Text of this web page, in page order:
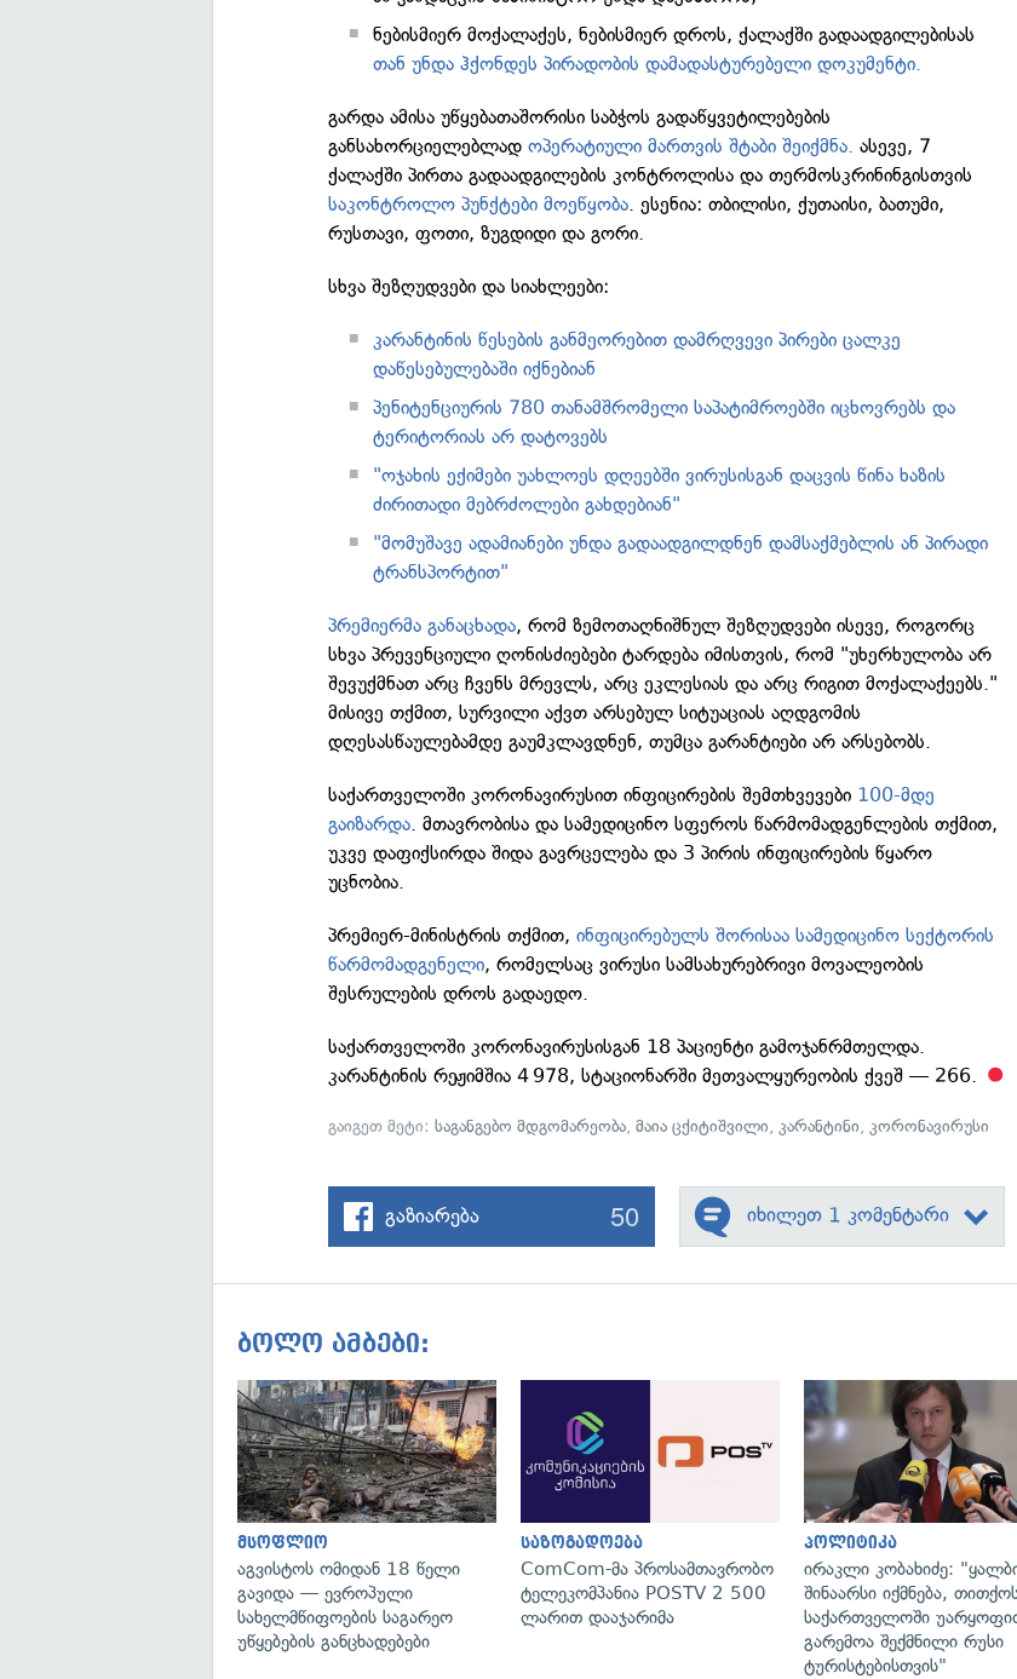
ნებისმიერ მოქალაქეს, ნებისმიერ დროს, ქალაქში გადაადგილებისას
თან უნდა ჰქონდეს პირადობის დამადასტურებელი დოკუმენტი.
გარდა ამისა უწყებათაშორისი საბჭოს გადაწყვეტილებების
განსახორციელებლადოპერატიული მართვის შტაბი შეიქმნა. ასევე, 7
ქალაქში პირთა გადაადგილების კონტროლისა და თერმოსკრინინგისთვის
საკონტროლო პუნქტები მოეწყობა. ესენია: თბილისი, ქუთაისი, ბათუმი,
რუსთავი, ფოთი, ზუგდიდი და გორი.
სხვა შეზღუდვები და სიახლეები:
კარანტინის წესების განმეორებით დამრღვევი პირები ცალკე
დაწესებულებაში იქნებიან
პენიტენციურის 780 თანამშრომელი საპატიმროებში იცხოვრებს და
ტერიტორიას არ დატოვებს
"ოჯახის ექიმები უახლოეს დღეებში ვირუსისგან დაცვის წინა ხაზის
ძირითადი მებრძოლები გახდებიან"
"მომუშავე ადამიანები უნდა გადაადგილდნენ დამსაქმებლის ან პირადი
ტრანსპორტით"
პრემიერმა განაცხადა, რომ ზემოთაღნიშნულ შეზღუდვები ისევე, როგორც
სხვა პრევენციული ღონისძიებები ტარდება იმისთვის, რომ "უხერხულობა არ
შევუქმნათ არც ჩვენს მრევლს, არც ეკლესიას და არც რიგით მოქალაქეებს."
მისივე თქმით, სურვილი აქვთ არსებულ სიტუაციას აღდგომის
დღესასწაულებამდე გაუმკლავდნენ, თუმცა გარანტიები არ არსებობს.
საქართველოში კორონავირუსით ინფიცირების შემთხვევები 100-მდე
გაიზარდა. მთავრობისა და სამედიცინო სფეროს წარმომადგენლების თქმით,
უკვე დაფიქსირდა შიდა გავრცელება და 3 პირის ინფიცირების წყარო
უცნობია.
პრემიერ-მინისტრის თქმით,ინფიცირებულს შორისაა სამედიცინო სექტორის
წარმომადგენელი, რომელსაც ვირუსი სამსახურებრივი მოვალეობის
შესრულების დროს გადაედო.
საქართველოში კორონავირუსისგან 18 პაციენტი გამოჯანრმთელდა.
კარანტინის რეჟიმშია 4 978, სტაციონარში მეთვალყურეობის ქვეშ — 266.
გაიგეთ მეტი:საგანგებო მდგომარეობა,მაია ცქიტიშვილი,კარანტინი,კორონავირუსი
გაზიარება 50 იხილეთ 1 კომენტარი
ბოლო ამბები:
მსოფლიო
აგვისტოს ომიდან 18 წელი
გავიდა — ევროპული
სახელმწიფოების საგარეო
უწყებების განცხადებები
საზოგადოება
ComCom-მა პროსამთავრობო
ტელეკომპანია POSTV 2 500
ლარით დააჯარიმა
პოლიტიკა
ირაკლი კობახიძე:
შინაარსი იქმნება,
საქართველოში
გარემოა შექმნილი რუსი
ტურისტებისთვის"